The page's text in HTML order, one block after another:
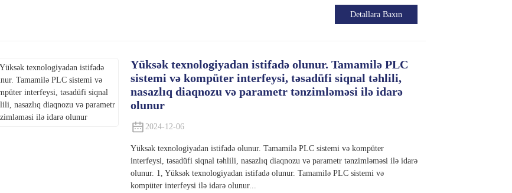
Detallara Baxın
Yüksək texnologiyadan istifadə olunur. Tamamilə PLC
sistemi və kompüter interfeysi, təsadüfi siqnal təhlili,
nasazlıq diaqnozu və parametr tənzimləməsi ilə idarə
olunur
2024-12-06
Yüksək texnologiyadan istifadə olunur. Tamamilə PLC sistemi və kompüter
interfeysi, təsadüfi siqnal təhlili, nasazlıq diaqnozu və parametr tənzimləməsi ilə idarə
olunur. 1, Yüksək texnologiyadan istifadə olunur. Tamamilə PLC sistemi və
kompüter interfeysi ilə idarə olunur...